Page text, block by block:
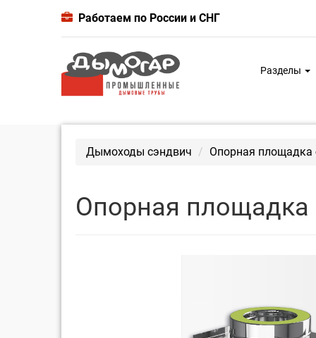
Работаем по России и СНГ
Разделы
Дымоходы сэндвич Опорная площадка
Опорная площадка